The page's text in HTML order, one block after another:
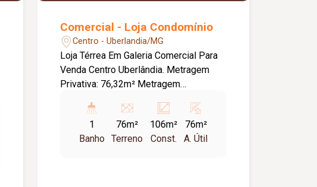
Comercial - Loja Condomínio
Centro - Uberlandia/MG
Loja Térrea Em Galeria Comercial Para
Venda Centro Uberlândia. Metragem
Privativa: 76,32m² Metragem
Blindex Porta em Blindex, 01 banheiro,
Piso granito, Teto com gesso
rebaixado.
1
Banho
76m²
Terreno
106m²
Const.
76m²
A. Útil